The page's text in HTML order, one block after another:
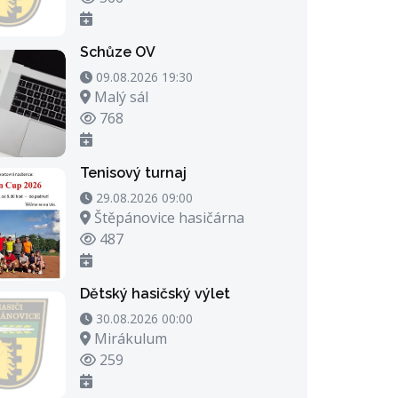
Schůze OV
09.08.2026 19:30 - 09.08.2026 20:30
09.08.2026 19:30
Místo konání
Malý sál
Počet zhlédnutí
768
Tenisový turnaj
29.08.2026 09:00 - 29.08.2026 23:00
29.08.2026 09:00
Místo konání
Štěpánovice hasičárna
Počet zhlédnutí
487
Dětský hasičský výlet
30.08.2026 00:00 - 30.08.2026 21:00
30.08.2026 00:00
Místo konání
Mirákulum
Počet zhlédnutí
259